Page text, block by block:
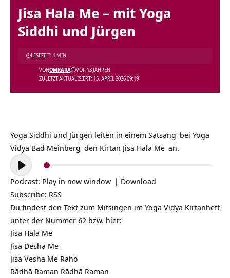
Jisa Hala Me – mit Yoga
Siddhi und Jürgen
ZULETZT AKTUALISIERT: 15. APRIL 2026 09:19
VONOMKARA VOR 13 JAHREN
LESEZEIT: 1 MIN
Yoga Siddhi und Jürgen leiten in einem Satsang bei Yoga
Vidya Bad Meinberg den Kirtan Jisa Hala Me an.
Audio-
Player
Podcast: Play in new window | Download
Subscribe: RSS
Du findest den Text zum Mitsingen im Yoga Vidya Kirtanheft
unter der Nummer 62 bzw. hier:
Jisa Hāla Me
Jisa Desha Me
Jisa Vesha Me Raho
Rādhā Raman Rādhā Raman